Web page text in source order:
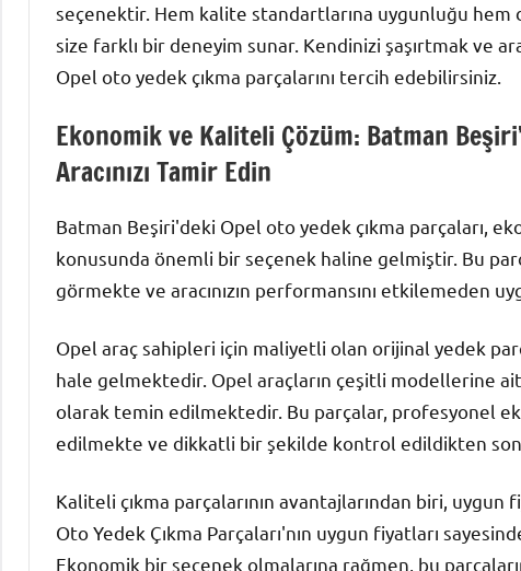
seçenektir. Hem kalite standartlarına uygunluğu hem
size farklı bir deneyim sunar. Kendinizi şaşırtmak ve
Opel oto yedek çıkma parçalarını tercih edebilirsiniz.
Ekonomik ve Kaliteli Çözüm: Batman
Aracınızı Tamir Edin
Batman Beşiri'deki Opel oto yedek çıkma parçaları,
konusunda önemli bir seçenek haline gelmiştir. Bu
görmekte ve aracınızın performansını etkilemeden
Opel araç sahipleri için maliyetli olan orijinal yedek
hale gelmektedir. Opel araçların çeşitli modellerine
olarak temin edilmektedir. Bu parçalar, profesyonel
edilmekte ve dikkatli bir şekilde kontrol edildikten
Kaliteli çıkma parçalarının avantajlarından biri, uygun
Oto Yedek Çıkma Parçaları'nın uygun fiyatları
Ekonomik bir seçenek olmalarına rağmen, bu